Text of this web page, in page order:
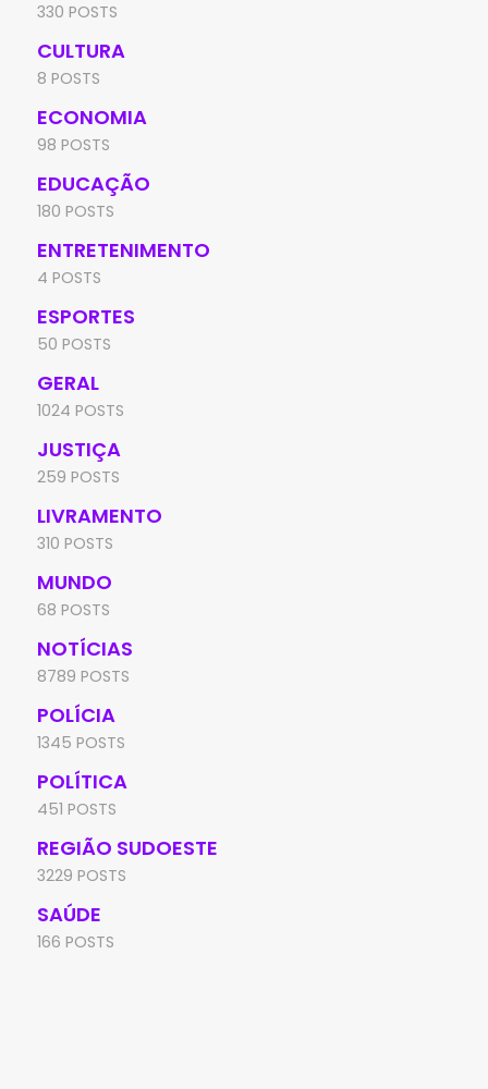
330 POSTS
CULTURA
8 POSTS
ECONOMIA
98 POSTS
EDUCAÇÃO
180 POSTS
ENTRETENIMENTO
4 POSTS
ESPORTES
50 POSTS
GERAL
1024 POSTS
JUSTIÇA
259 POSTS
LIVRAMENTO
310 POSTS
MUNDO
68 POSTS
NOTÍCIAS
8789 POSTS
POLÍCIA
1345 POSTS
POLÍTICA
451 POSTS
REGIÃO SUDOESTE
3229 POSTS
SAÚDE
166 POSTS